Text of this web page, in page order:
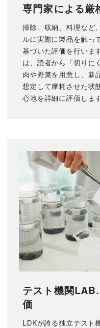
専門家による厳
掃除、収納、料理など
ルに実際に製品を触っ
基づいた評価を行いま
は、読者から「切りに
肉や野菜を用意し、新
想定して摩耗させた状
心地を詳細に評価します
テスト機関
価
LDKが誇る独立テスト